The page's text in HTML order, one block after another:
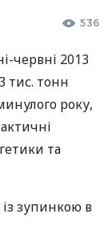
536
червні 2013
тис. тонн
року,
та
із зупинкою в